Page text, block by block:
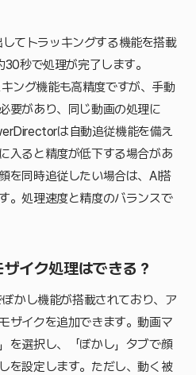
てトラッキングする機能を搭載
秒で処理が完了します。
ング機能も高精度ですが、手動
要があり、同じ動画の処理に
は自動追従機能を備え
入ると精度が低下する場合があ
を同時追従したい場合は、AI搭
。処理速度と精度のバランスで
イク処理はできる？
かし機能が搭載されており、ア
ザイクを追加できます。動画マ
を選択し、「ぼかし」タブで顔
を設定します。ただし、動く被